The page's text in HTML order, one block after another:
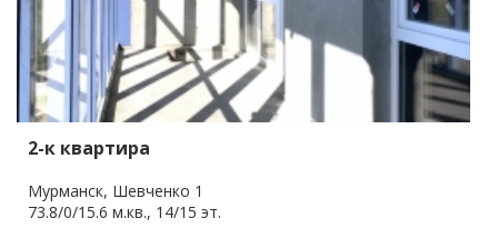
2-к квартира
Мурманск, Шевченко 1
73.8/0/15.6 м.кв., 14/15 эт.